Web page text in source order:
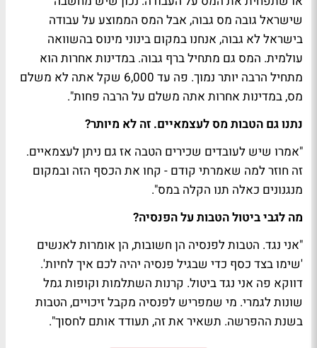
שישראל גובה מס גבוה, אבל המס הממוצע על עבודה
בישראל לא גבוה, אנחנו במקום בינוני מינוס בהשוואה
עולמית. המס גם מתחיל ברף גבוה. במדינות אחרות הוא
מתחיל הרבה יותר נמוך. פה עד 6,000 שקל אתה לא משלם
מס, במדינות אחרות אתה משלם על הרבה פחות".
נתנו גם הטבות מס לעצמאיים. זה לא מיותר?
"אמרו שיש לעובדים שכירים הטבה אז גם ניתן לעצמאיים.
זה חוזר למה שאמרתי קודם - קחו את הכסף הזה ובמקום
מנגנונים כאלה תנו הקלה במס".
מה לגבי ביטול הטבות על הפנסיה?
"אני נגד. הטבות לפנסיה הן חשובות, הן אומרות לאנשים
'שימו בצד כסף כדי שבגיל פנסיה יהיה לכם איך לחיות'.
דווקא פה אני נגד ביטול. קרנות השתלמות וקופות גמל
שונות לגמרי. מי שמפריש לפנסיה מקבל זיכויים, הטבות
בשנת ההפרשה. תשאיר את זה, תעודד אותם לחסוך".